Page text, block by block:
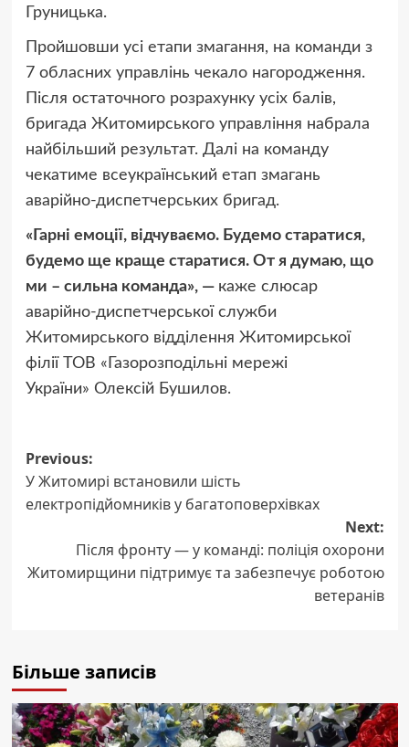
Груницька.
Пройшовши усі етапи змагання, на команди з
7 обласних управлінь чекало нагородження.
Після остаточного розрахунку усіх балів,
бригада Житомирського управління набрала
найбільший результат. Далі на команду
чекатиме всеукраїнський етап змагань
аварійно-диспетчерських бригад.
«Гарні емоції, відчуваємо. Будемо старатися,
будемо ще краще старатися. От я думаю, що
ми – сильна команда», — каже слюсар
аварійно-диспетчерської служби
Житомирського відділення Житомирської
філії ТОВ «Газорозподільні мережі
України» Олексій Бушилов.
Post
navigation
Previous:
У Житомирі встановили шість
електропідйомників у багатоповерхівках
Next:
Після фронту — у команді: поліція охорони
Житомирщини підтримує та забезпечує роботою
ветеранів
Більше записів